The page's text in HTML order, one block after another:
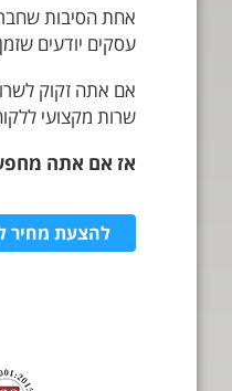
אחת הסיבות
עסקים יודעים
אם אתה זקוק
שרות מקצועי
אז אם אתה
להצעת מחיר